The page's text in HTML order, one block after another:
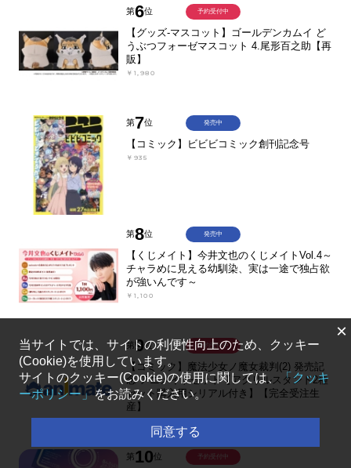
第6位
【グッズ-マスコット】ゴールデンカムイ ど
うぶつフォーゼマスコット 4.尾形百之助【再
販】
￥1,980
予約受付中
第7位
【コミック】ビビビコミック創刊記念号
￥935
発売中
第8位
【くじメイト】今井文也のくじメイトVol.4～
チャラめに見える幼馴染、実は一途で独占欲
が強いんです～
￥1,100
発売中
第9位
【コミック】魔法少女ノ魔女裁判(2) 発売記
念 アニメイトセット【アクリルスタンド2種
セット購入用シリアル付き】【完全受注生
産】
￥2,684
予約受付中
第10位 予約受付中
×
当サイトでは、サイトの利便性向上のため、クッキー
(Cookie)を使用しています。
サイトのクッキー(Cookie)の使用に関しては、 「クッキ
ーポリシー」をお読みください。
同意する